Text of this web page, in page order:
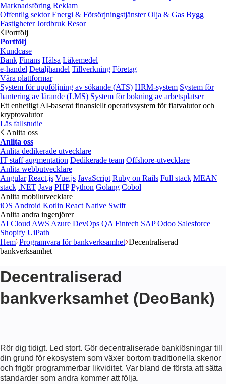
Marknadsföring Reklam
Offentlig sektor Energi & Försörjningstjänster Olja & Gas Bygg
Fastigheter Jordbruk Resor
Portfölj
Portfölj
Kundcase
Bank Finans Hälsa Läkemedel
e‑handel Detaljhandel Tillverkning Företag
Våra plattformar
System för uppföljning av sökande (ATS) HRM-system System för
hantering av lärande (LMS) System för bokning av arbetsplatser
Ett enhetligt AI-baserat finansiellt operativsystem för fiatvalutor och
kryptovalutor
Läs fallstudie
Anlita oss
Anlita oss
Anlita dedikerade utvecklare
IT staff augmentation Dedikerade team Offshore-utvecklare
Anlita webbutvecklare
Angular React.js Vue.js JavaScript Ruby on Rails Full stack MEAN
stack .NET Java PHP Python Golang Cobol
Anlita mobilutvecklare
iOS Android Kotlin React Native Swift
Anlita andra ingenjörer
AI Cloud AWS Azure DevOps QA Fintech SAP Odoo Salesforce
Shopify UiPath
Hem Programvara för bankverksamhet Decentraliserad
bankverksamhet
Decentraliserad
bankverksamhet (DeoBank)
Rör dig tidigt. Led stort. Gör decentraliserade banklösningar till
din grund för ekosystem som växer bortom traditionella skenor
och frigör programmerbar likviditet. Var bland de första att sätta
standarder som andra kommer att följa.